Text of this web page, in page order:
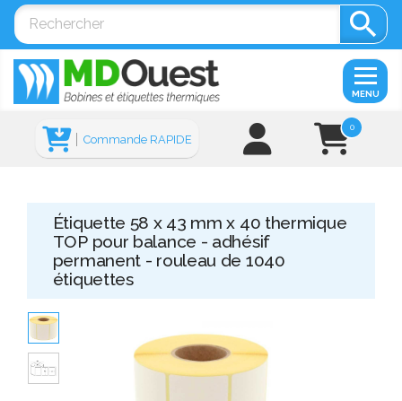

0
Commande RAPIDE
MENU
Étiquette 58 x 43 mm x 40 thermique
TOP pour balance - adhésif
permanent - rouleau de 1040
étiquettes